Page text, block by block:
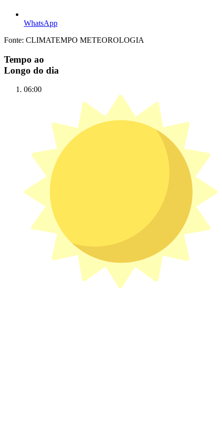
WhatsApp
Fonte: CLIMATEMPO METEOROLOGIA
Tempo ao
Longo do dia
06:00